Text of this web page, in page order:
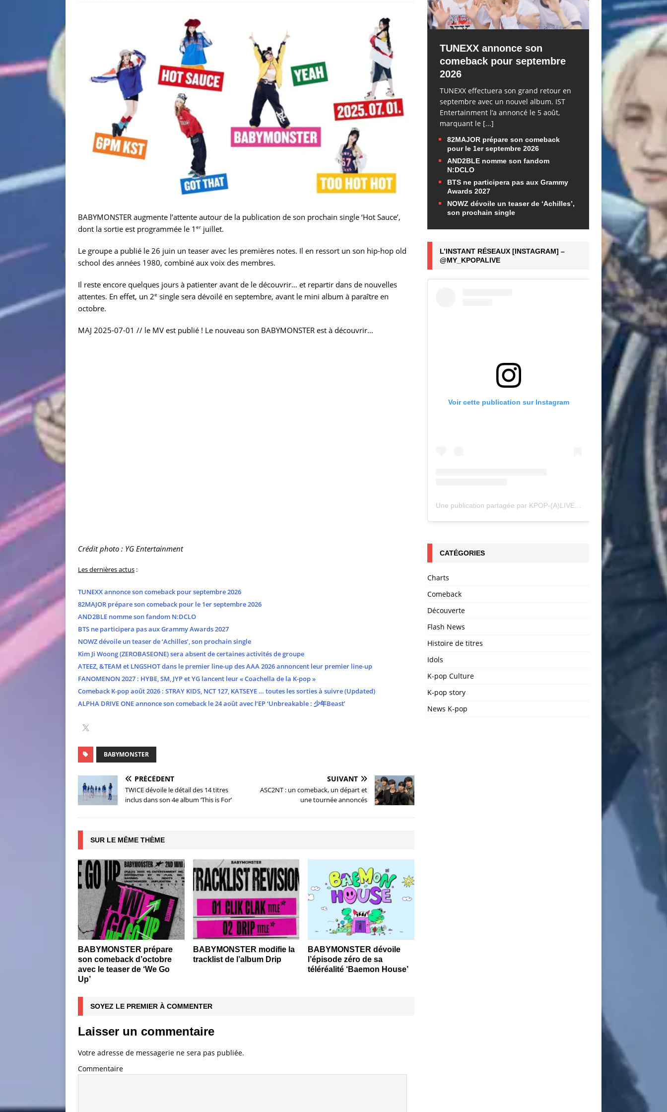
BABYMONSTER augmente l’attente autour de la publication de son prochain single ‘Hot Sauce’,
dont la sortie est programmée le 1 er juillet.
Le groupe a publié le 26 juin un teaser avec les premières notes. Il en ressort un son hip-hop old
school des années 1980, combiné aux voix des membres.
Il reste encore quelques jours à patienter avant de le découvrir… et repartir dans de nouvelles
attentes. En effet, un 2e single sera dévoilé en septembre, avant le mini album à paraître en
octobre.
MAJ 2025-07-01 // le MV est publié ! Le nouveau son BABYMONSTER est à découvrir…
Crédit photo : YG Entertainment
Les dernières actus :
TUNEXX annonce son comeback pour septembre 2026
82MAJOR prépare son comeback pour le 1er septembre 2026
AND2BLE nomme son fandom N:DCLO
BTS ne participera pas aux Grammy Awards 2027
NOWZ dévoile un teaser de ‘Achilles’, son prochain single
Kim Ji Woong (ZEROBASEONE) sera absent de certaines activités de groupe
ATEEZ, &TEAM et LNGSHOT dans le premier line-up des AAA 2026 annoncent leur premier line-up
FANOMENON 2027 : HYBE, SM, JYP et YG lancent leur « Coachella de la K-pop »
Comeback K-pop août 2026 : STRAY KIDS, NCT 127, KATSEYE … toutes les sorties à suivre (Updated)
ALPHA DRIVE ONE annonce son comeback le 24 août avec l’EP ‘Unbreakable : 少年Beast’
BABYMONSTER
PRÉCÉDENT
TWICE dévoile le détail des 14 titres
inclus dans son 4e album ‘This is For’
SUIVANT
ASC2NT : un comeback, un départ et
une tournée annoncés
SUR LE MÊME THÈME
BABYMONSTER prépare
son comeback d’octobre
avec le teaser de ‘We Go
Up’
BABYMONSTER modifie la
tracklist de l’album Drip
BABYMONSTER dévoile
l’épisode zéro de sa
téléréalité ‘Baemon House’
SOYEZ LE PREMIER À COMMENTER
Laisser un commentaire
Votre adresse de messagerie ne sera pas publiée.
Commentaire
TUNEXX annonce son
comeback pour septembre
2026
TUNEXX effectuera son grand retour en
septembre avec un nouvel album. IST
Entertainment l’a annoncé le 5 août,
marquant le [...]
82MAJOR prépare son comeback
pour le 1er septembre 2026
AND2BLE nomme son fandom
N:DCLO
BTS ne participera pas aux Grammy
Awards 2027
NOWZ dévoile un teaser de ‘Achilles’,
son prochain single
L’INSTANT RÉSEAUX [INSTAGRAM] –
@MY_KPOPALIVE
Voir cette publication sur Instagram
Une publication partagée par KPOP-(A)LIVE (@my_kpopalive)
CATÉGORIES
Charts
Comeback
Découverte
Flash News
Histoire de titres
Idols
K-pop Culture
K-pop story
News K-pop